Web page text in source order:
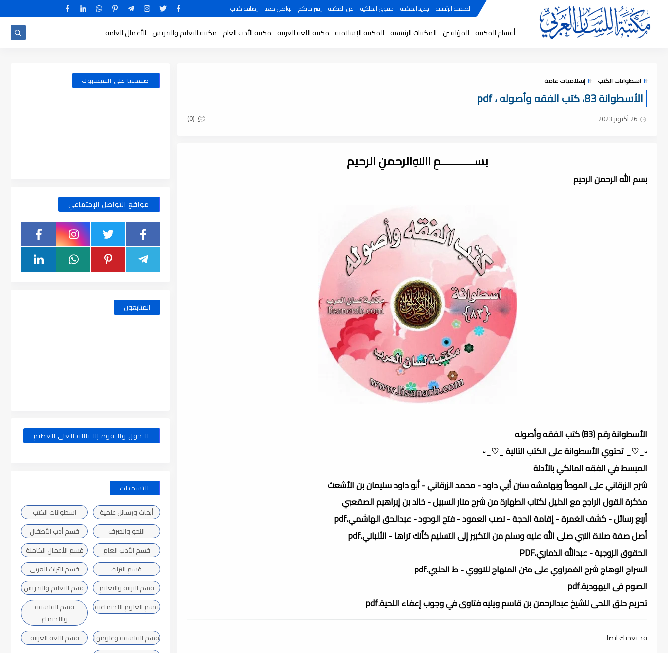
الصفحة الرئيسية جديد المكتبة حقوق الملكية عن المكتبة إقتراحاتكم تواصل معنا إضافة كتاب
أقسام المكتبة المؤلفين المكتبات الرئيسية المكتبة الإسلامية مكتبة اللغة العربية مكتبة الأدب العام مكتبة التعليم والتدريس الأعمال العامة
اسطوانات الكتب إسلاميات عامة
الأسطوانة 83، كتب الفقه وأصوله ، pdf
26 أكتوبر 2023 (0)
بســـــــــــمِ اﷲِالرحمنِ الرحيم
بسم الله الرحمن الرحيم
الأسطوانة رقم (83) كتب الفقه وأصوله
▫️_♡_ تحتوي الأسطوانة على الكتب التالية _♡_▫️
المبسط في الفقه المالكي بالأدلة
شرح الزرقاني على الموطأ وبهامشه سنن أبي داود - محمد الزرقاني - أبو داود سليمان بن الأشعث
مذكرة القول الراجح مع الدليل لكتاب الطهارة من شرح منار السبيل - خالد بن إبراهيم الصقعبي
أربع رسائل - كشف الغمرة - إقامة الحجة - نصب العمود - فتح الودود - عبدالحق الهاشمي.pdf
أصل صفة صلاة النبي صلى الله عليه وسلم من التكبير إلى التسليم كأنك تراها - الألباني.pdf
الحقوق الزوجية - عبدالله الذماري.PDF
السراج الوهاج شرح الغمراوي على متن المنهاج للنووي - ط الحلبي.pdf
الصوم فى اليهودية.pdf
تحريم حلق اللحى للشيخ عبدالرحمن بن قاسم ويليه فتاوى في وجوب إعفاء اللحية.pdf
قد يعجبك ايضا
صفحتنا على الفيسبوك
مواقع التواصل الإجتماعي
المتابعون
لا حول ولا قوة إلا بالله العلى العظيم
التسميات
أبحاث ورسائل علمية
اسطوانات الكتب
النحو والصرف
قسم أدب الأطفال
قسم الأدب العام
قسم الأعمال الكاملة
قسم التراث
قسم التراث العربى
قسم التربية والتعليم
قسم التعليم والتدريس
قسم العلوم الاجتماعية
قسم الفلسفة
والاجتماع
قسم الفلسفة وعلومها
قسم اللغة العربية